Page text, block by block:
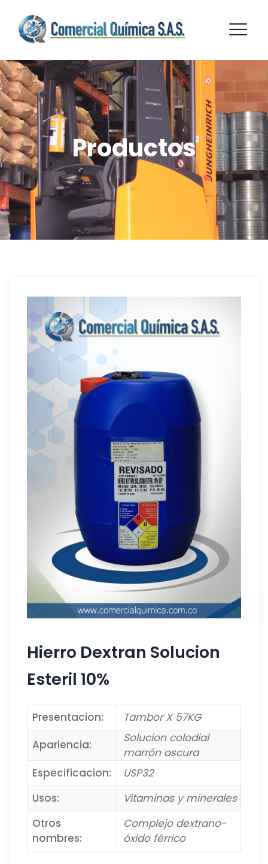
Productos
Hierro Dextran Solucion
Esteril 10%
Presentacion:
Tambor X 57KG
Apariencia:
Solucion colodial
marrón oscura
Especificacion:
USP32
Usos:
Vitaminas y minerales
Otros
nombres:
Complejo dextrano-
óxido férrico